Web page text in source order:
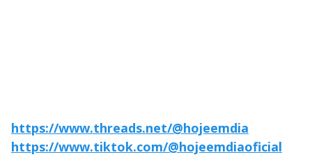
https://www.threads.net/@hojeemdia
https://www.tiktok.com/@hojeemdiaoficial